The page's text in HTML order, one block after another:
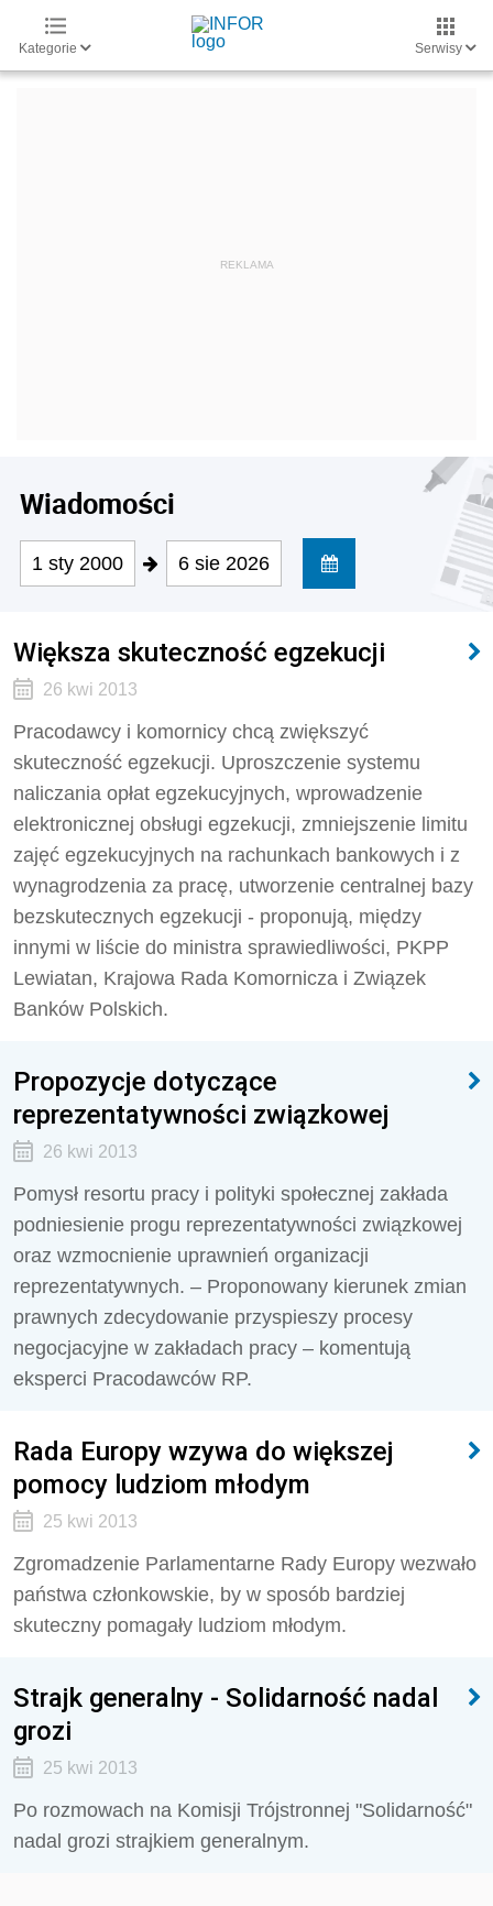
Kategorie Serwisy
Wiadomości
1 sty 2000 6 sie 2026
Większa skuteczność egzekucji
26 kwi 2013
Pracodawcy i komornicy chcą zwiększyć
skuteczność egzekucji. Uproszczenie systemu
naliczania opłat egzekucyjnych, wprowadzenie
elektronicznej obsługi egzekucji, zmniejszenie limitu
zajęć egzekucyjnych na rachunkach bankowych i z
wynagrodzenia za pracę, utworzenie centralnej bazy
bezskutecznych egzekucji - proponują, między
innymi w liście do ministra sprawiedliwości, PKPP
Lewiatan, Krajowa Rada Komornicza i Związek
Banków Polskich.
Propozycje dotyczące
reprezentatywności związkowej
26 kwi 2013
Pomysł resortu pracy i polityki społecznej zakłada
podniesienie progu reprezentatywności związkowej
oraz wzmocnienie uprawnień organizacji
reprezentatywnych. – Proponowany kierunek zmian
prawnych zdecydowanie przyspieszy procesy
negocjacyjne w zakładach pracy – komentują
eksperci Pracodawców RP.
Rada Europy wzywa do większej
pomocy ludziom młodym
25 kwi 2013
Zgromadzenie Parlamentarne Rady Europy wezwało
państwa członkowskie, by w sposób bardziej
skuteczny pomagały ludziom młodym.
Strajk generalny - Solidarność nadal
grozi
25 kwi 2013
Po rozmowach na Komisji Trójstronnej "Solidarność"
nadal grozi strajkiem generalnym.